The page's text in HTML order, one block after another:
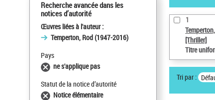
Recherche avancée dans les
notices d’autorité
Œuvres liées à l'auteur :
Temperton, Rod (1947-2016)
Pays
ne s'applique pas
Statut de la notice d’autorité
Notice élémentaire
1
[Thriller]
Titre
Tri par :